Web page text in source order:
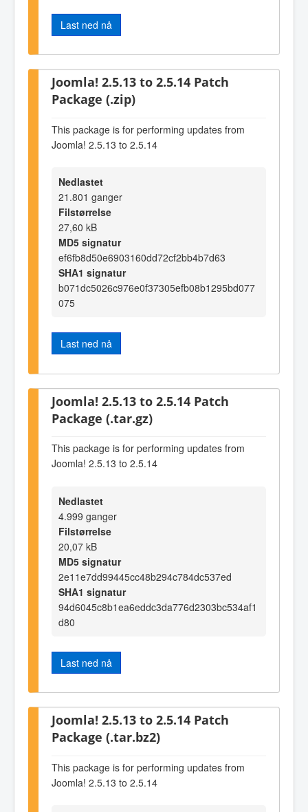
Last ned nå
Joomla! 2.5.13 to 2.5.14 Patch
Package (.zip)
This package is for performing updates from
Joomla! 2.5.13 to 2.5.14
Nedlastet
21.801 ganger
Filstørrelse
27,60 kB
MD5 signatur
ef6fb8d50e6903160dd72cf2bb4b7d63
SHA1 signatur
b071dc5026c976e0f37305efb08b1295bd077
075
Last ned nå
Joomla! 2.5.13 to 2.5.14 Patch
Package (.tar.gz)
This package is for performing updates from
Joomla! 2.5.13 to 2.5.14
Nedlastet
4.999 ganger
Filstørrelse
20,07 kB
MD5 signatur
2e11e7dd99445cc48b294c784dc537ed
SHA1 signatur
94d6045c8b1ea6eddc3da776d2303bc534af1
d80
Last ned nå
Joomla! 2.5.13 to 2.5.14 Patch
Package (.tar.bz2)
This package is for performing updates from
Joomla! 2.5.13 to 2.5.14